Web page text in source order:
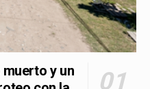
y un